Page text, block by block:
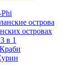
острова
островах
в 1